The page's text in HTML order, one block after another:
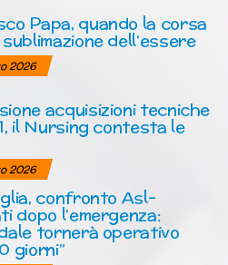
Papa, quando la corsa
dell’essere
2026
acquisizioni tecniche
il Nursing contesta le
2026
confronto Asl-
dopo l’emergenza:
tornerà operativo
giorni”